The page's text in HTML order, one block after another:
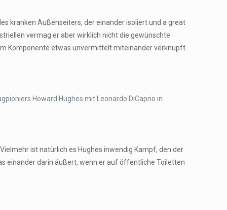
kranken Außenseiters, der einander isoliert und a great
vermag er aber wirklich nicht die gewünschte
Komponente etwas unvermittelt miteinander verknüpft
Howard Hughes mit Leonardo DiCaprio in
ist natürlich es Hughes inwendig Kampf, den der
einander darin äußert, wenn er auf öffentliche Toiletten